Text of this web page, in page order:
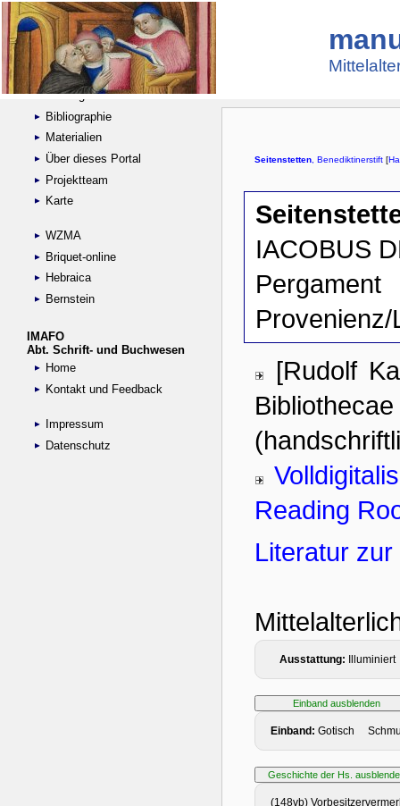
Suche
Handschriftensammlungen
Digitalisierte Handschriften
Kataloge
Bibliographie
Materialien
Über dieses Portal
Projektteam
Karte
WZMA
Briquet-online
Hebraica
Bernstein
IMAFO
Abt. Schrift- und Buchwesen
Home
Kontakt und Feedback
Impressum
Datenschutz